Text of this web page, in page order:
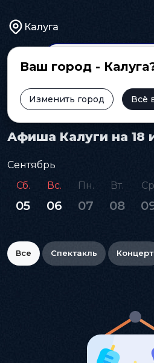
Калуга
Ваш город -
Изменить город Всё
Главная Афиша
Афиша Калуги на 18
Сентябрь
Сб.
05
Вс.
06
Пн.
07
Вт.
08
Все Спектакль Концерт